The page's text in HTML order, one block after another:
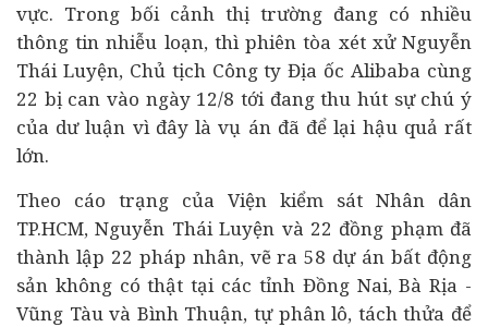
vực. Trong bối cảnh thị trường đang có nhiều
thông tin nhiễu loạn, thì phiên tòa xét xử Nguyễn
Thái Luyện, Chủ tịch Công ty Địa ốc Alibaba cùng
22 bị can vào ngày 12/8 tới đang thu hút sự chú ý
của dư luận vì đây là vụ án đã để lại hậu quả rất
lớn.
Theo cáo trạng của Viện kiểm sát Nhân dân
TP.HCM, Nguyễn Thái Luyện và 22 đồng phạm đã
thành lập 22 pháp nhân, vẽ ra 58 dự án bất động
sản không có thật tại các tỉnh Đồng Nai, Bà Rịa -
Vũng Tàu và Bình Thuận, tự phân lô, tách thửa để